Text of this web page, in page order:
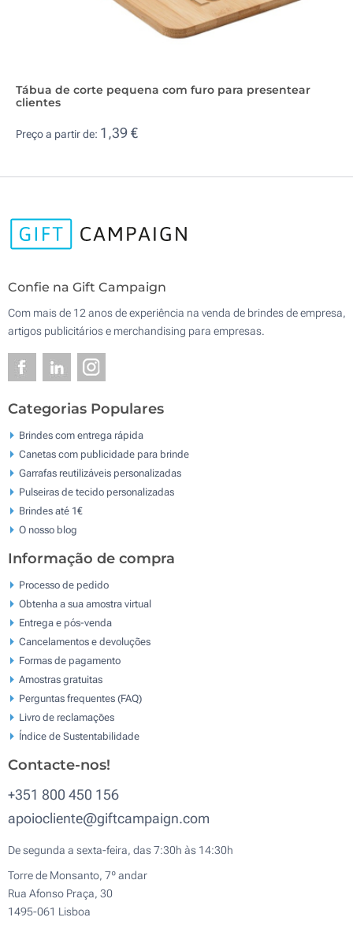
Tábua de corte pequena com furo para presentear
clientes
Preço a partir de: 1,39 €
Confie na Gift Campaign
Com mais de 12 anos de experiência na venda de brindes de empresa,
artigos publicitários e merchandising para empresas.
Categorias Populares
Brindes com entrega rápida
Canetas com publicidade para brinde
Garrafas reutilizáveis personalizadas
Pulseiras de tecido personalizadas
Brindes até 1€
O nosso blog
Informação de compra
Processo de pedido
Obtenha a sua amostra virtual
Entrega e pós-venda
Cancelamentos e devoluções
Formas de pagamento
Amostras gratuitas
Perguntas frequentes (FAQ)
Livro de reclamaçōes
Índice de Sustentabilidade
Contacte-nos!
+351 800 450 156
apoiocliente@giftcampaign.com
De segunda a sexta-feira, das 7:30h às 14:30h
Torre de Monsanto, 7º andar
Rua Afonso Praça, 30
1495-061 Lisboa